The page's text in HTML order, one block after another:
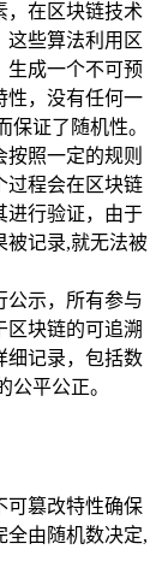
，在区块链技术
这些算法利用区
生成一个不可预
性，没有任何一
证了随机性。
按照一定的规则
过程会在区块链
进行验证，由于
被记录,就无法被
公示，所有参与
区块链的可追溯
细记录，包括数
公平公正。
可篡改特性确保
全由随机数决定,